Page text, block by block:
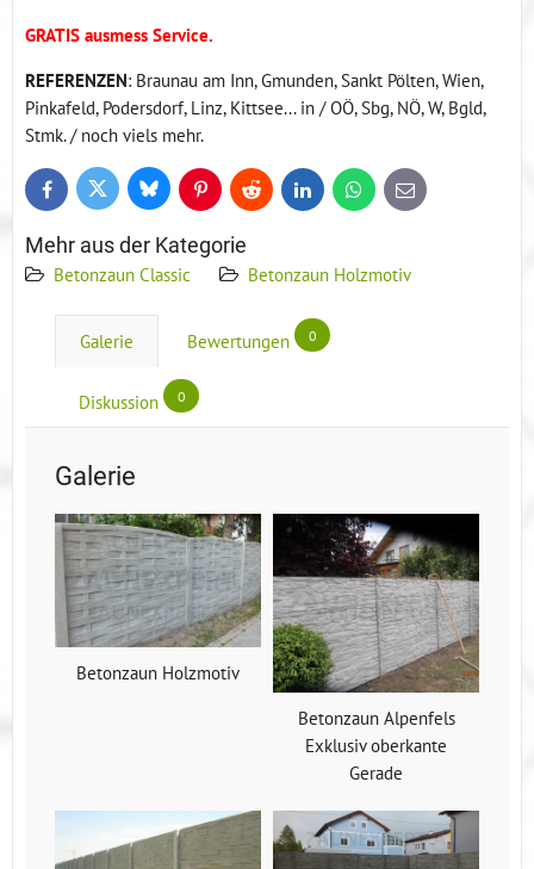
GRATIS ausmess Service.
REFERENZEN: Braunau am Inn, Gmunden, Sankt Pölten, Wien,
Pinkafeld, Podersdorf, Linz, Kittsee... in / OÖ, Sbg, NÖ, W, Bgld,
Stmk. / noch viels mehr.
FacebookTwitter BlueskyPinterestReddit LinkedInWhatsApp
E-
mail
Mehr aus der Kategorie
Betonzaun Classic Betonzaun Holzmotiv
Galerie Bewertungen 0
Diskussion 0
Galerie
Betonzaun Holzmotiv
Betonzaun Alpenfels
Exklusiv oberkante
Gerade